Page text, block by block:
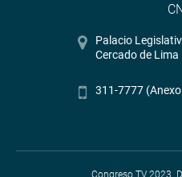
Palacio
Cercado de Lima
311-7777
Congreso TV 2023.